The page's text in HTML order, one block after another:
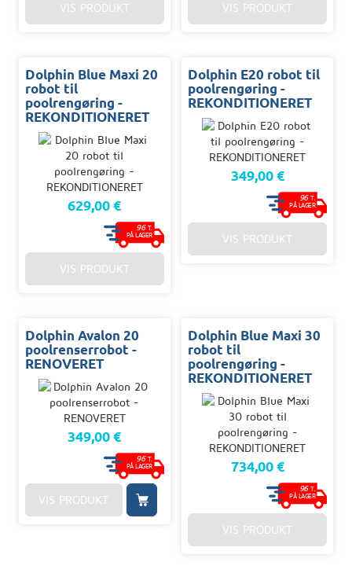
VIS PRODUKT VIS PRODUKT
Dolphin Blue Maxi 20
robot til
poolrengøring -
REKONDITIONERET
629,00 €
96 T.
PÅ LAGER
VIS PRODUKT
Dolphin E20 robot til
poolrengøring -
REKONDITIONERET
349,00 €
96T.
PÅ LAGER
VIS PRODUKT
Dolphin Avalon 20
poolrenserrobot -
RENOVERET
349,00 €
96 T.
PÅ LAGER
VIS PRODUKT
Dolphin Blue Maxi 30
robot til
poolrengøring -
REKONDITIONERET
734,00 €
96T.
PÅ LAGER
VIS PRODUKT